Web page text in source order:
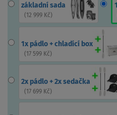
základní sada
( 12 999 Kč)
1x pádlo + chladící box
( 17 599 Kč)
2x pádlo + 2x sedačka
( 17 699 Kč)